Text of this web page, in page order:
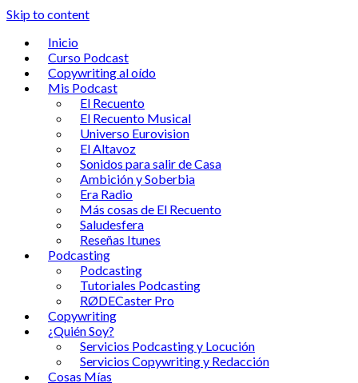
Skip to content
Inicio
Curso Podcast
Copywriting al oído
Mis Podcast
El Recuento
El Recuento Musical
Universo Eurovision
El Altavoz
Sonidos para salir de Casa
Ambición y Soberbia
Era Radio
Más cosas de El Recuento
Saludesfera
Reseñas Itunes
Podcasting
Podcasting
Tutoriales Podcasting
RØDECaster Pro
Copywriting
¿Quién Soy?
Servicios Podcasting y Locución
Servicios Copywriting y Redacción
Cosas Mías